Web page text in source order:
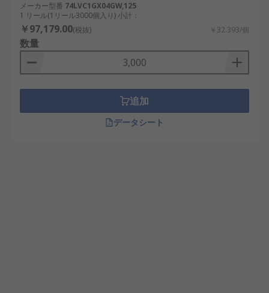
メーカー型番 74LVC1GX04GW,125
1 リール(1リール3000個入り) 小計：
￥97,179.00(税抜) ￥32.393/個
数量
追加
データシート